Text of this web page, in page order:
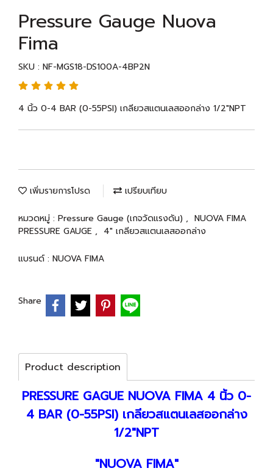
Pressure Gauge Nuova
Fima
SKU : NF-MGS18-DS100A-4BP2N
4 นิ้ว 0-4 BAR (0-55PSI) เกลียวสแตนเลสออกล่าง 1/2"NPT
เพิ่มรายการโปรด เปรียบเทียบ
หมวดหมู่ : Pressure Gauge (เกจวัดแรงดัน) , NUOVA FIMA
PRESSURE GAUGE , 4" เกลียวสแตนเลสออกล่าง
แบรนด์ : NUOVA FIMA
Share
Product description
PRESSURE GAGUE NUOVA FIMA 4 นิ้ว 0-
4 BAR (0-55PSI) เกลียวสแตนเลสออกล่าง
1/2"NPT
"NUOVA FIMA"